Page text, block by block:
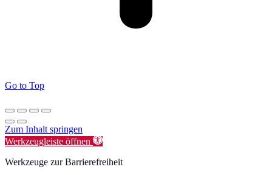
Go to Top
Zum Inhalt springen
Werkzeugleiste öffnen
Werkzeuge zur Barrierefreiheit